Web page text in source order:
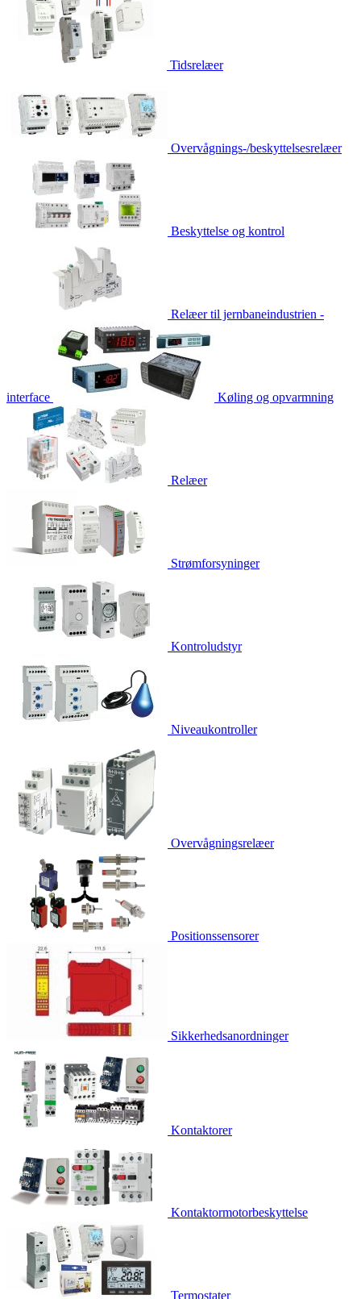
Tidsrelæer
Overvågnings-/beskyttelsesrelæer
Beskyttelse og kontrol
Relæer til jernbaneindustrien -
interface Køling og opvarmning
Relæer
Strømforsyninger
Kontroludstyr
Niveaukontroller
Overvågningsrelæer
Positionssensorer
Sikkerhedsanordninger
Kontaktorer
Kontaktormotorbeskyttelse
Termostater